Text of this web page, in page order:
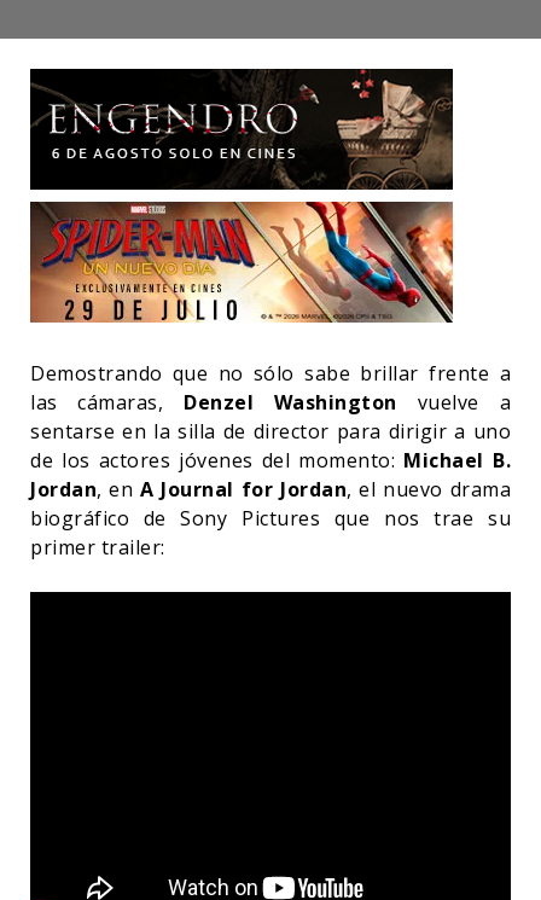
Demostrando que no sólo sabe brillar frente a
las cámaras, Denzel Washington vuelve a
sentarse en la silla de director para dirigir a uno
de los actores jóvenes del momento: Michael B.
Jordan, enA Journal for Jordan, el nuevo drama
biográfico de Sony Pictures que nos trae su
primer trailer: